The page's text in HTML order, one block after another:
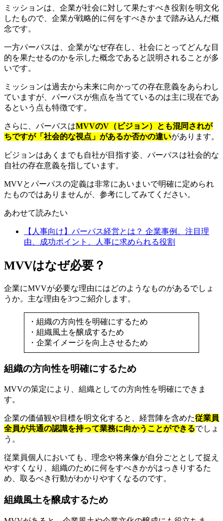
ミッションは、企業が社会に対して果たすべき役割を明文化
したもので、企業が戦略的に何をすべきかまで踏み込んだ概
念です。
一方パーパスは、企業がなぜ存在し、社会にとってどんな目
的を果たせるのかを示した概念であると説明されることが多
いです。
ミッションは過去から未来に向かっての存在意義をあらわし
ていますが、パーパスが焦点を当てているのは主に現在であ
るという点も特徴です。
さらに、パーパスはMVVのV（ビジョン）とも混同されが
ちですが「社会的な視点」があるか否かの違いがあります。
ビジョンはあくまでも自社が目指す姿、パーパスは社会的な
自社の存在意義を指しています。
MVVとパーパスの定義は非常にあいまいで明確に定められ
たものではありませんが、参考にしてみてください。
あわせて読みたい
【人事向け】パーパス経営とは？ 企業事例、注目理
由、成功ポイント、人事に求められる役割
MVVはなぜ必要？
企業にMVVが必要な理由にはどのようなものがあるでしょ
うか。主な理由を3つご紹介します。
・組織の方向性を明確にするため
・組織風土を醸成するため
・企業イメージを向上させるため
組織の方向性を明確にするため
MVVの策定により、組織としての方向性を明確にできま
す。
企業の価値観や目標を明文化すると、経営陣を含めた従業員
全員が共通の認識を持って業務に向かうことができるでしょ
う。
従業員個人においても、理念や将来像が自分ごととして捉え
やすくなり、組織のために何をすべきかがはっきりするた
め、取るべき行動がわかりやすくなるのです。
組織風土を醸成するため